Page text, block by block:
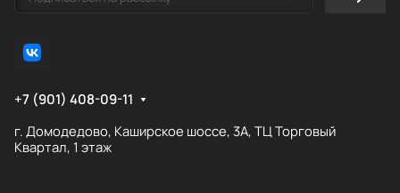
+7 (901) 408-09-11
г. Домодедово, Каширское шоссе, 3А, ТЦ Торговый
Квартал, 1 этаж